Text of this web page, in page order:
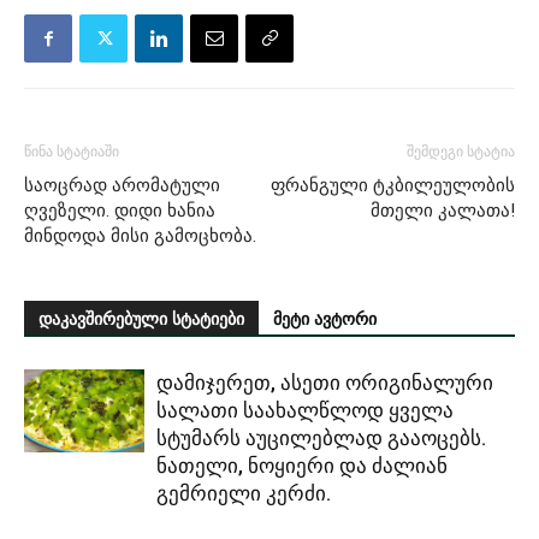
წინა სტატიაში
საოცრად არომატული
ღვეზელი. დიდი ხანია
მინდოდა მისი გამოცხობა.
შემდეგი სტატია
ფრანგული ტკბილეულობის
მთელი კალათა!
დაკავშირებული სტატიები მეტი ავტორი
დამიჯერეთ, ასეთი ორიგინალური
სალათი საახალწლოდ ყველა
სტუმარს აუცილებლად გააოცებს.
ნათელი, ნოყიერი და ძალიან
გემრიელი კერძი.